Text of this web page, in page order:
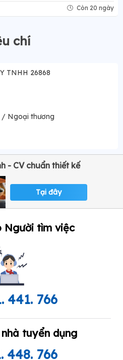
Còn 20 ngày
chí
TNHH 26868
/ Ngoại thương
- CV chuẩn thiết kế
Tại đây
Người tìm việc
441. 766
tuyển dụng
448. 766